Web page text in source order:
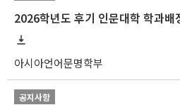
2026학년도 후기 인문대학 학과배
아시아언어문명학부
공지사항